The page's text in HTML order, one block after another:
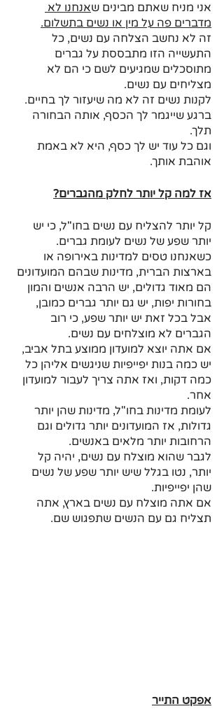
אני מניח שאתם מבינים שאנחנו לא
מדברים פה על מין או נשים בתשלום.
זה לא נחשב הצלחה עם נשים, כל
התעשייה הזו מתבססת על גברים
מתוסכלים שמגיעים לשם כי הם לא
מצליחים עם נשים.
לקנות נשים זה לא מה שיעזור לך בחיים.
ברגע שייגמר לך הכסף, אותה הבחורה
תלך.
וגם כל עוד יש לך כסף, היא לא באמת
אוהבת אותך.
אז למה קל יותר לחלק מהגברים?
קל יותר להצליח עם נשים בחו"ל, כי יש
יותר שפע של נשים לעומת גברים.
כשאנחנו טסים למדינות באירופה או
בארצות הברית, מדינות שבהם המועדונים
הם מאוד גדולים, יש הרבה אנשים והמון
בחורות יפות, יש גם יותר גברים כמובן,
אבל בכל זאת יש יותר שפע, כי רוב
הגברים לא מוצלחים עם נשים.
אם אתה יוצא למועדון ממוצע בתל אביב,
יש כמה בנות יפייפיות שניגשים אליהן כל
כמה דקות, ואז אתה צריך לעבור למועדון
אחר.
לעומת מדינות בחו"ל, מדינות שהן יותר
גדולות, אז המועדונים יותר גדולים וגם
הרחובות יותר מלאים באנשים.
לגבר שהוא מוצלח עם נשים, יהיה קל
יותר, נטו בגלל שיש יותר שפע של נשים
שהן יפייפיות.
אם אתה מוצלח עם נשים בארץ, אתה
תצליח גם עם הנשים שתפגוש שם.
אפקט התייר